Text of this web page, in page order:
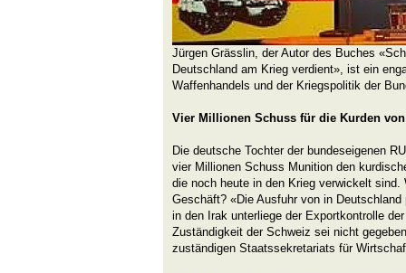
Jürgen Grässlin, der Autor des Buches
Deutschland am Krieg verdient», ist ein
Waffenhandels und der Kriegspolitik der
Vier Millionen Schuss für die Kurden
Die deutsche Tochter der bundeseigenen
vier Millionen Schuss Munition den
die noch heute in den Krieg verwickelt
Geschäft? «Die Ausfuhr von in
in den Irak unterliege der Exportkontrolle
Zuständigkeit der Schweiz sei nicht
zuständigen Staatssekretariats für